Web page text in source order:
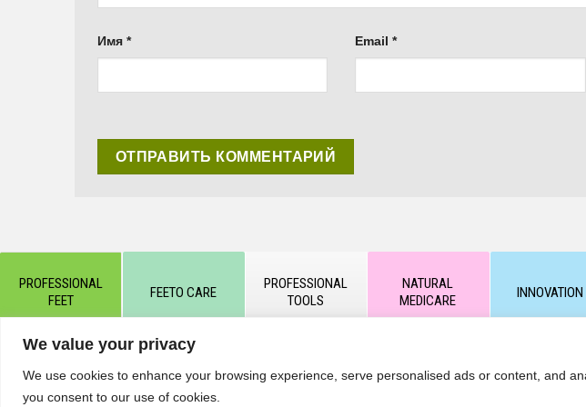
We value your privacy
We use cookies to enhance your browsing experience, serve personalised ads or content, and
you consent to our use of cookies.
Имя * Email*
PROFESSIONAL
FEET
FEETO CARE
PROFESSIONAL
TOOLS
NATURAL
MEDICARE
INNOVATION
разрешения администрации сайта и гиперссылки на источник https://kart.net.in .